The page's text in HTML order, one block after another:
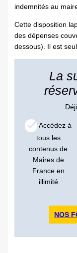
indemnités au
Cette disposition
des dépenses
dessous). Il est
La
Accédez à
tous les
contenus de
Maires de
France en
illimité
NOS